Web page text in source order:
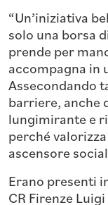
“Un’iniziativa
solo una borsa
prende per
accompagna in
Assecondando
barriere, anche
lungimirante e
perché
ascensore
Erano presenti
CR Firenze